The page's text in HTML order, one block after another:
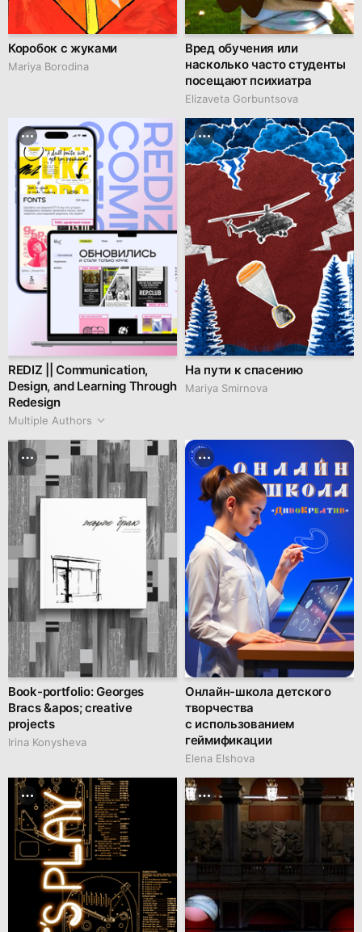
Коробок с жуками
Mariya Borodina
Вред обучения или
насколько часто студенты
посещают психиатра
Elizaveta Gorbuntsova
REDIZ || Communication,
Design, and Learning Through
Redesign
Multiple Authors
На пути к спасению
Mariya Smirnova
Book-portfolio: Georges
Bracs &apos; creative
projects
Irina Konysheva
Онлайн-школа детского
творчества
с использованием
геймификации
Elena Elshova